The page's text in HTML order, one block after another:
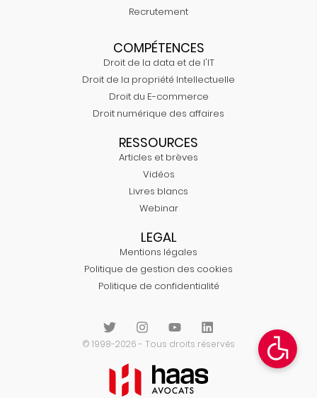
Recrutement
COMPÉTENCES
Droit de la data et de l'IT
Droit de la propriété Intellectuelle
Droit du E-commerce
Droit numérique des affaires
RESSOURCES
Articles et brèves
Vidéos
Livres blancs
Webinar
LEGAL
Mentions légales
Politique de gestion des cookies
Politique de confidentialité
© 1998-2026 - Tous droits réservés